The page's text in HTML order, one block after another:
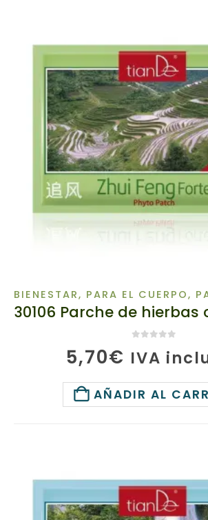
BIENESTAR, PARA EL CUERPO,
5,70€ IVA
AÑADIR AL